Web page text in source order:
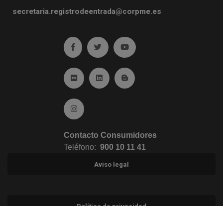
secretaria.registrodeentrada@corpme.es
Ir a facebook (abre en ventana nueva)
Ir a twitter (abre en ventana nueva)
Ir a YouTube (abre en
Ir a Flickr (abre en ventana nueva)
Ir a Linkedin (abre en ventana nueva)
Ir al Blog (abre en ventana
Ir a Instagram (abre en ventana nueva)
Contacto Consumidores
Teléfono: 900 10 11 41
Aviso legal